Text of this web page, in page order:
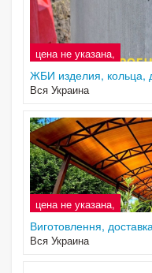
цена не указана,
ЖБИ изделия, кольца,
Вся Украина
цена не указана,
Виготовлення,
Вся Украина